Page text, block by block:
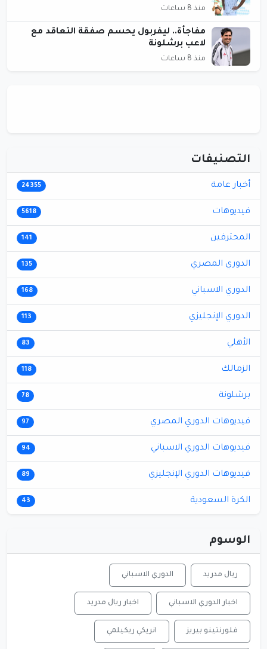
منذ 8 ساعات
مفاجأة.. ليفربول يحسم صفقة التعاقد مع
لاعب برشلونة
منذ 8 ساعات
التصنيفات
أخبار عامة 24355
فيديوهات 5618
المحترفين 141
الدوري المصري 135
الدوري الاسباني 168
الدوري الإنجليزي 113
الأهلي 83
الزمالك 118
برشلونة 78
فيديوهات الدوري المصري 97
فيديوهات الدوري الاسباني 94
فيديوهات الدوري الإنجليزي 89
الكرة السعودية 43
الوسوم
ريال مدريد الدوري الاسباني
اخبار الدوري الاسباني اخبار ريال مدريد
فلورنتينو بيريز انريكي ريكيلمي